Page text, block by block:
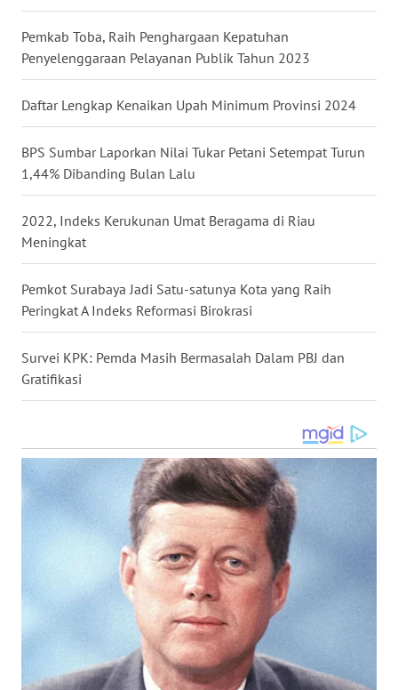
Pemkab Toba, Raih Penghargaan Kepatuhan
Penyelenggaraan Pelayanan Publik Tahun 2023
Daftar Lengkap Kenaikan Upah Minimum Provinsi 2024
BPS Sumbar Laporkan Nilai Tukar Petani Setempat Turun
1,44% Dibanding Bulan Lalu
2022, Indeks Kerukunan Umat Beragama di Riau
Meningkat
Pemkot Surabaya Jadi Satu-satunya Kota yang Raih
Peringkat A Indeks Reformasi Birokrasi
Survei KPK: Pemda Masih Bermasalah Dalam PBJ dan
Gratifikasi
WN
MALUKU
WN
MALUT
WN
DAIRI
WN
DANAU
NIAS
WN
TAPANULI
SELATAN
LESUNG